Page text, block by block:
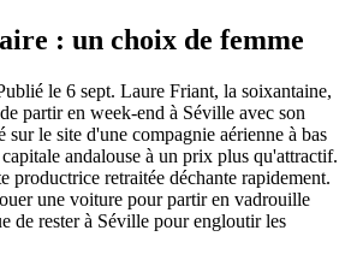
: un choix de femme
le 6 sept. Laure Friant, la soixantaine,
partir en week-end à Séville avec son
le site d'une compagnie aérienne à bas
andalouse à un prix plus qu'attractif.
productrice retraitée déchante rapidement.
une voiture pour partir en vadrouille
de rester à Séville pour engloutir les